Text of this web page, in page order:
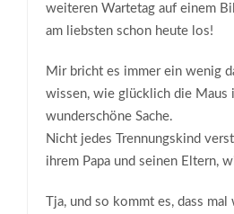
weiteren Wartetag auf einem
am liebsten schon heute los!
Mir bricht es immer ein wenig
wissen, wie glücklich die Maus
wunderschöne Sache.
Nicht jedes Trennungskind
ihrem Papa und seinen Eltern,
Tja, und so kommt es, dass mal